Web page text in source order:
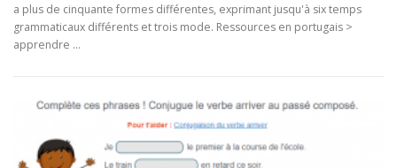
a plus de cinquante formes différentes, exprimant jusqu'à six temps
grammaticaux différents et trois mode. Ressources en portugais >
apprendre …